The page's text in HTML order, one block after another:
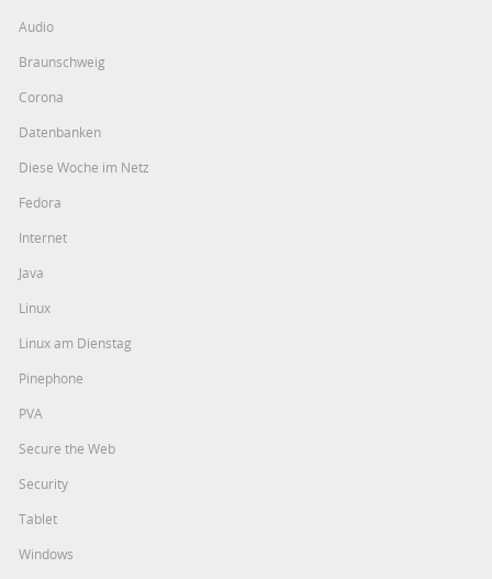
Audio
Braunschweig
Corona
Datenbanken
Diese Woche im Netz
Fedora
Internet
Java
Linux
Linux am Dienstag
Pinephone
PVA
Secure the Web
Security
Tablet
Windows